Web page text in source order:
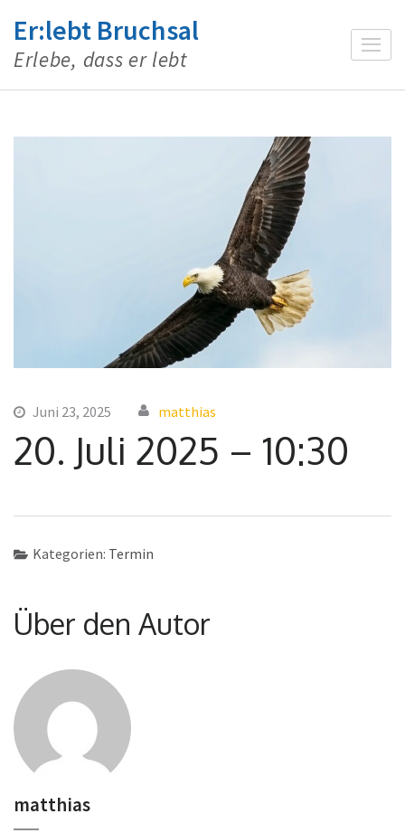
Inhalt
springen
Er:lebt Bruchsal
Erlebe, dass er lebt
Juni 23, 2025 matthias
20. Juli 2025 – 10:30
Kategorien: Termin
Über den Autor
matthias